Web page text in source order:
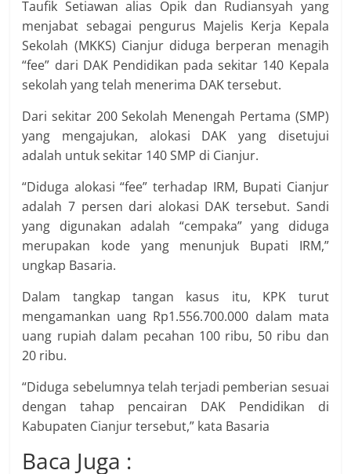
Taufik Setiawan alias Opik dan Rudiansyah yang
menjabat sebagai pengurus Majelis Kerja Kepala
Sekolah (MKKS) Cianjur diduga berperan menagih
“fee” dari DAK Pendidikan pada sekitar 140 Kepala
sekolah yang telah menerima DAK tersebut.
Dari sekitar 200 Sekolah Menengah Pertama (SMP)
yang mengajukan, alokasi DAK yang disetujui
adalah untuk sekitar 140 SMP di Cianjur.
“Diduga alokasi “fee” terhadap IRM, Bupati Cianjur
adalah 7 persen dari alokasi DAK tersebut. Sandi
yang digunakan adalah “cempaka” yang diduga
merupakan kode yang menunjuk Bupati IRM,”
ungkap Basaria.
Dalam tangkap tangan kasus itu, KPK turut
mengamankan uang Rp1.556.700.000 dalam mata
uang rupiah dalam pecahan 100 ribu, 50 ribu dan
20 ribu.
“Diduga sebelumnya telah terjadi pemberian sesuai
dengan tahap pencairan DAK Pendidikan di
Kabupaten Cianjur tersebut,” kata Basaria
Baca Juga :